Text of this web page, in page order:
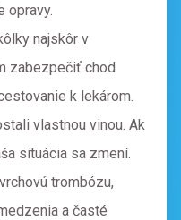
opravy.
najskôr v
zabezpečiť chod
k lekárom.
vlastnou vinou. Ak
situácia sa zmení.
trombózu,
a časté